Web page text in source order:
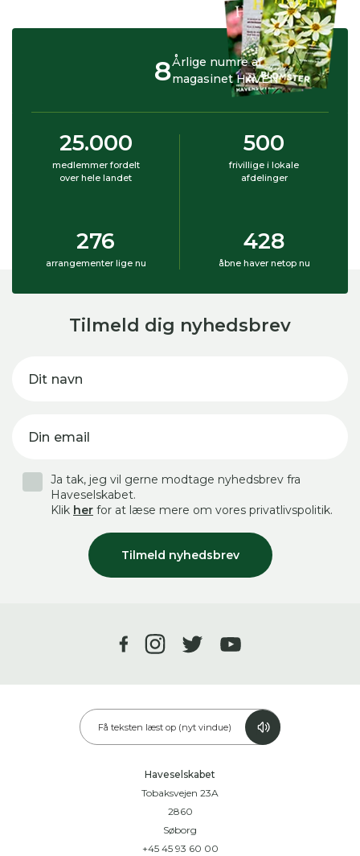
Årlige numre af
magasinet HAVEN
8
25.000
medlemmer fordelt
over hele landet
500
frivillige i lokale
afdelinger
276
arrangementer lige nu
428
åbne haver netop nu
Tilmeld dig nyhedsbrev
Dit navn
Din email
Tilmeld nyhedsbrev
Ja tak, jeg vil gerne modtage nyhedsbrev fra
Haveselskabet.
Klik her for at læse mere om vores privatlivspolitik.
Få teksten læst op (nyt vindue)
Haveselskabet
Tobaksvejen 23A
2860
Søborg
+45 45 93 60 00